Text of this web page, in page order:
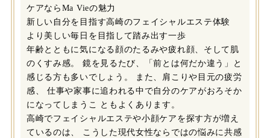
ケアならMa Vieの魅力
新しい自分を目指す高崎のフェイシャルエステ体験
より美しい毎日を目指して踏み出す一歩
年齢とともに気になる顔のたるみや疲れ顔、そして肌
のくすみ感。 鏡を見るたび、「前とは何だか違う」と
感じる方も多いでしょう。 また、肩こりや目元の疲労
感、 仕事や家事に追われる中で自分のケアがおろそか
になってしまうこ ともよくあります。
高崎でフェイシャルエステや小顔ケアを探す方が増え
ているのは、 こうした現代女性ならではの悩みに共感